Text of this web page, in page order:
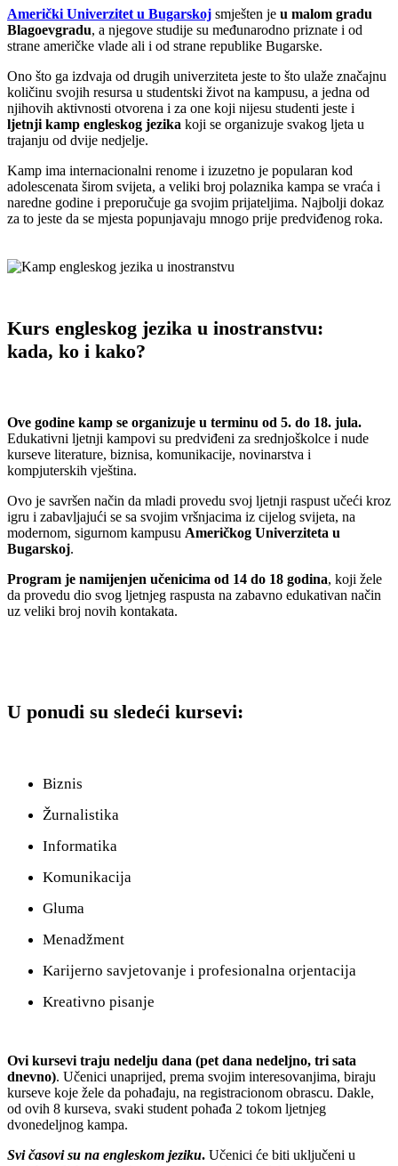
Američki Univerzitet u Bugarskoj smješten je u malom gradu
Blagoevgradu, a njegove studije su međunarodno priznate i od
strane američke vlade ali i od strane republike Bugarske.
Ono što ga izdvaja od drugih univerziteta jeste to što ulaže značajnu
količinu svojih resursa u studentski život na kampusu, a jedna od
njihovih aktivnosti otvorena i za one koji nijesu studenti jeste i
ljetnji kamp engleskog jezika koji se organizuje svakog ljeta u
trajanju od dvije nedjelje.
Kamp ima internacionalni renome i izuzetno je popularan kod
adolescenata širom svijeta, a veliki broj polaznika kampa se vraća i
naredne godine i preporučuje ga svojim prijateljima. Najbolji dokaz
za to jeste da se mjesta popunjavaju mnogo prije predviđenog roka.
Kurs engleskog jezika u inostranstvu:
kada, ko i kako?
Ove godine kamp se organizuje u terminu od 5. do 18. jula.
Edukativni ljetnji kampovi su predviđeni za srednjoškolce i nude
kurseve literature, biznisa, komunikacije, novinarstva i
kompjuterskih vještina.
Ovo je savršen način da mladi provedu svoj ljetnji raspust učeći kroz
igru i zabavljajući se sa svojim vršnjacima iz cijelog svijeta, na
modernom, sigurnom kampusu Američkog Univerziteta u
Bugarskoj.
Program je namijenjen učenicima od 14 do 18 godina, koji žele
da provedu dio svog ljetnjeg raspusta na zabavno edukativan način
uz veliki broj novih kontakata.
U ponudi su sledeći kursevi:
Biznis
Žurnalistika
Informatika
Komunikacija
Gluma
Menadžment
Karijerno savjetovanje i profesionalna orjentacija
Kreativno pisanje
Ovi kursevi traju nedelju dana (pet dana nedeljno, tri sata
dnevno). Učenici unaprijed, prema svojim interesovanjima, biraju
kurseve koje žele da pohađaju, na registracionom obrascu. Dakle,
od ovih 8 kurseva, svaki student pohađa 2 tokom ljetnjeg
dvonedeljnog kampa.
Svi časovi su na engleskom jeziku. Učenici će biti uključeni u